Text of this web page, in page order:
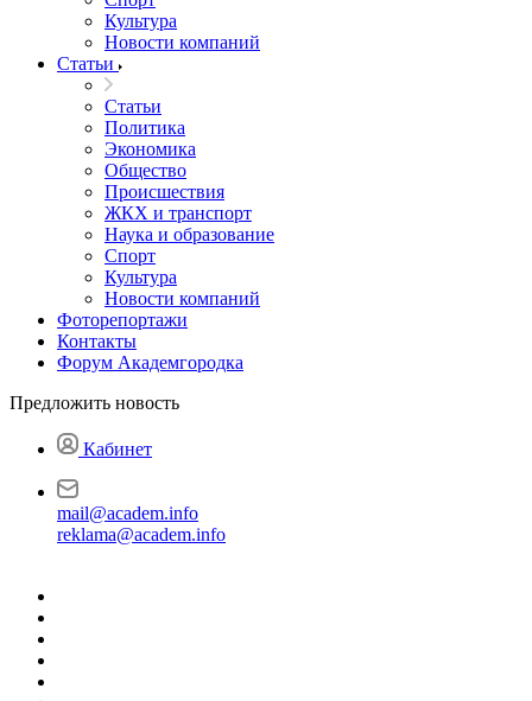
Культура
Новости компаний
Статьи
Статьи
Политика
Экономика
Общество
Происшествия
ЖКХ и транспорт
Наука и образование
Спорт
Культура
Новости компаний
Фоторепортажи
Контакты
Форум Академгородка
Предложить новость
Кабинет
mail@academ.info
reklama@academ.info